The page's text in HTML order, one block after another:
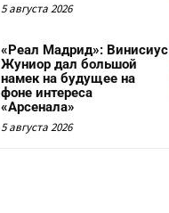
5 августа 2026
«Реал Мадрид»: Винисиус
Жуниор дал большой
намек на будущее на
фоне интереса
«Арсенала»
5 августа 2026